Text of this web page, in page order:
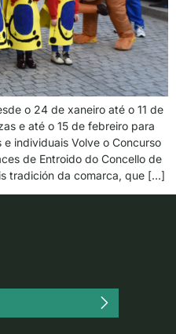
o 24 de xaneiro até o 11 de
e até o 15 de febreiro para
individuais Volve o Concurso
de Entroido do Concello de
tradición da comarca, que […]